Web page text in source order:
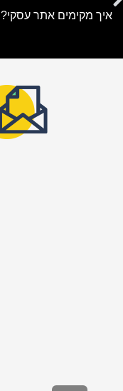
איך מקימים אתר עסקי?